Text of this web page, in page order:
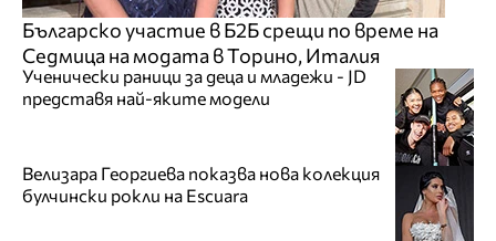
Българско участие в Б2Б срещи по време на
Седмица на модата в Торино, Италия
Ученически раници за деца и младежи - JD
представя най-яките модели
Велизара Георгиева показва нова колекция
булчински рокли на Escuara